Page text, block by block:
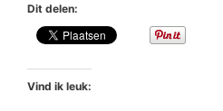
Dit delen:
Vind ik leuk: